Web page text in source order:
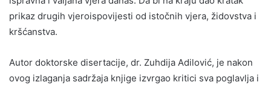
prikaz drugih vjeroispovijesti od istočnih vjera, židovstva i
kršćanstva.
Autor doktorske disertacije, dr. Zuhdija Adilović, je nakon
ovog izlaganja sadržaja knjige izvrgao kritici sva poglavlja i